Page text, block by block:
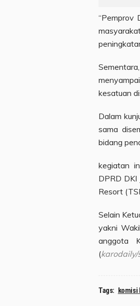
“Pemprov
kesatuan
Dalam
sama
bidang
kegiatan
DPRD
Resort
Selain
yakni
anggota
(karodaily/
Tags: komisi